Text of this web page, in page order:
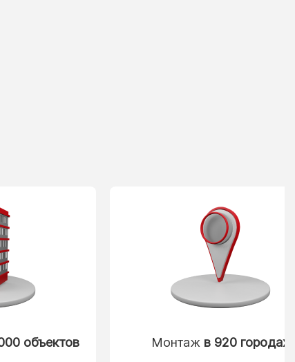
объектов Монтаж в 920 городах